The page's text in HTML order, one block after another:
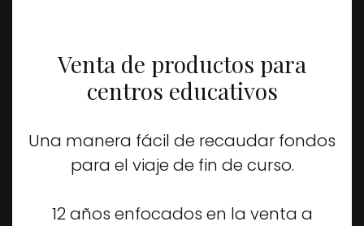
Venta de productos para
centros educativos
Una manera fácil de recaudar fondos
para el viaje de fin de curso.
12 años enfocados en la venta a